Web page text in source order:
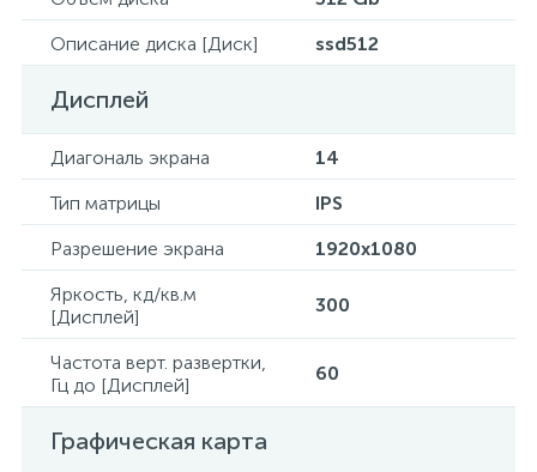
Описание диска [Диск]
ssd512
Дисплей
Диагональ экрана
14
Тип матрицы
IPS
Разрешение экрана
1920x1080
Яркость, кд/кв.м
[Дисплей]
300
Частота верт. развертки,
Гц до [Дисплей]
60
Графическая карта